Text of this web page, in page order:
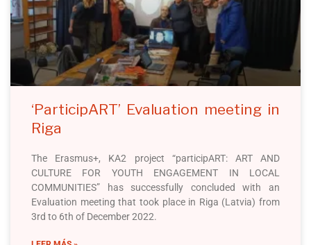
‘ParticipART’ Evaluation meeting in
Riga
The Erasmus+, KA2 project “participART: ART AND
CULTURE FOR YOUTH ENGAGEMENT IN LOCAL
COMMUNITIES” has successfully concluded with an
Evaluation meeting that took place in Riga (Latvia) from
3rd to 6th of December 2022.